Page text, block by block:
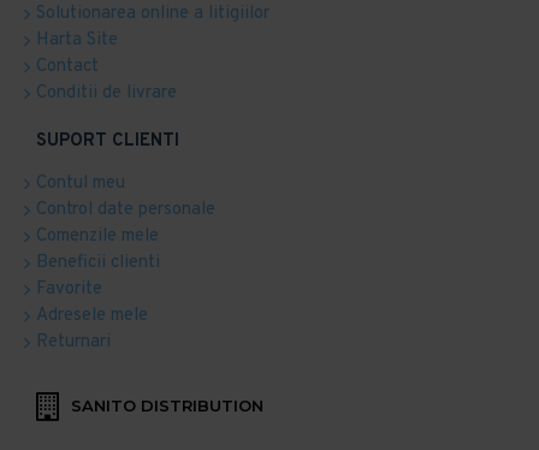
Solutionarea online a litigiilor
Harta Site
Contact
Conditii de livrare
SUPORT CLIENTI
Contul meu
Control date personale
Comenzile mele
Beneficii clienti
Favorite
Adresele mele
Returnari
SANITO DISTRIBUTION